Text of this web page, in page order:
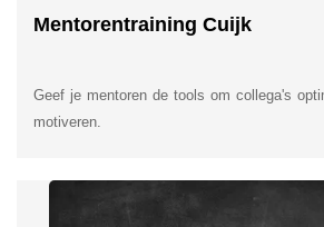
Mentorentraining Cuijk
Geef je mentoren de tools om collega's
motiveren.